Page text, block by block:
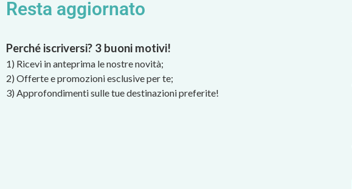
Resta aggiornato
Perché iscriversi? 3 buoni motivi!
1) Ricevi in anteprima le nostre novità;
2) Offerte e promozioni esclusive per te;
3) Approfondimenti sulle tue destinazioni preferite!